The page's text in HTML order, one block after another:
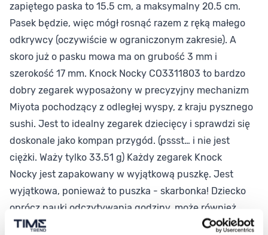
zapiętego paska to 15.5 cm, a maksymalny 20.5 cm.
Pasek będzie, więc mógł rosnąć razem z ręką małego
odkrywcy (oczywiście w ograniczonym zakresie). A
skoro już o pasku mowa ma on grubość 3 mm i
szerokość 17 mm. Knock Nocky CO3311803 to bardzo
dobry zegarek wyposażony w precyzyjny mechanizm
Miyota pochodzący z odległej wyspy, z kraju pysznego
sushi. Jest to idealny zegarek dziecięcy i sprawdzi się
doskonale jako kompan przygód. (pssst… i nie jest
ciężki. Waży tylko 33.51 g) Każdy zegarek Knock
Nocky jest zapakowany w wyjątkową puszkę. Jest
wyjątkowa, ponieważ to puszka - skarbonka! Dziecko
oprócz nauki odczytywania godziny, może również
nauczyć się odkładać pieniążki :)